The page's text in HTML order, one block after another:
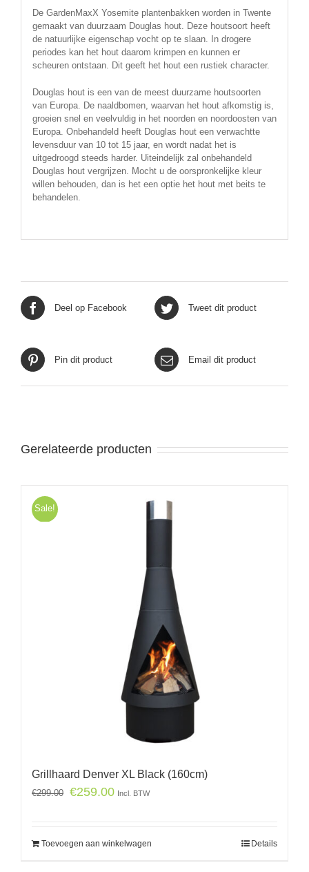
De GardenMaxX Yosemite plantenbakken worden in Twente
gemaakt van duurzaam Douglas hout. Deze houtsoort heeft
de natuurlijke eigenschap vocht op te slaan. In drogere
periodes kan het hout daarom krimpen en kunnen er
scheuren ontstaan. Dit geeft het hout een rustiek character.
Douglas hout is een van de meest duurzame houtsoorten
van Europa. De naaldbomen, waarvan het hout afkomstig is,
groeien snel en veelvuldig in het noorden en noordoosten van
Europa. Onbehandeld heeft Douglas hout een verwachtte
levensduur van 10 tot 15 jaar, en wordt nadat het is
uitgedroogd steeds harder. Uiteindelijk zal onbehandeld
Douglas hout vergrijzen. Mocht u de oorspronkelijke kleur
willen behouden, dan is het een optie het hout met beits te
behandelen.
Deel op Facebook Tweet dit product
Pin dit product Email dit product
Gerelateerde producten
Sale!
Grillhaard Denver XL Black (160cm)
€299.00 €259.00 Incl. BTW
Toevoegen aan winkelwagen Details